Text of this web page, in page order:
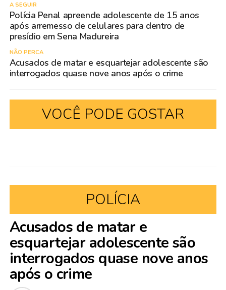
A SEGUIR
Polícia Penal apreende adolescente de 15 anos
após arremesso de celulares para dentro de
presídio em Sena Madureira
NÃO PERCA
Acusados de matar e esquartejar adolescente são
interrogados quase nove anos após o crime
VOCÊ PODE GOSTAR
POLÍCIA
Acusados de matar e
esquartejar adolescente são
interrogados quase nove anos
após o crime